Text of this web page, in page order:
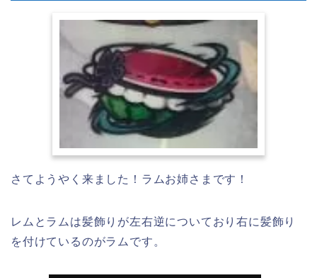
さてようやく来ました！ラムお姉さまです！
レムとラムは髪飾りが左右逆についており右に髪飾り
を付けているのがラムです。